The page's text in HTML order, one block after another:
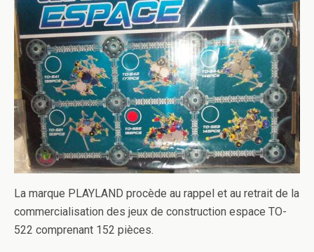
La marque PLAYLAND procède au rappel et au retrait de la
commercialisation des jeux de construction espace TO-
522 comprenant 152 pièces.